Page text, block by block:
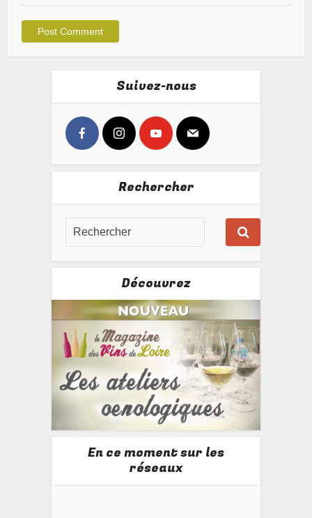
Suivez-nous
Rechercher
Découvrez
En ce moment sur les
réseaux